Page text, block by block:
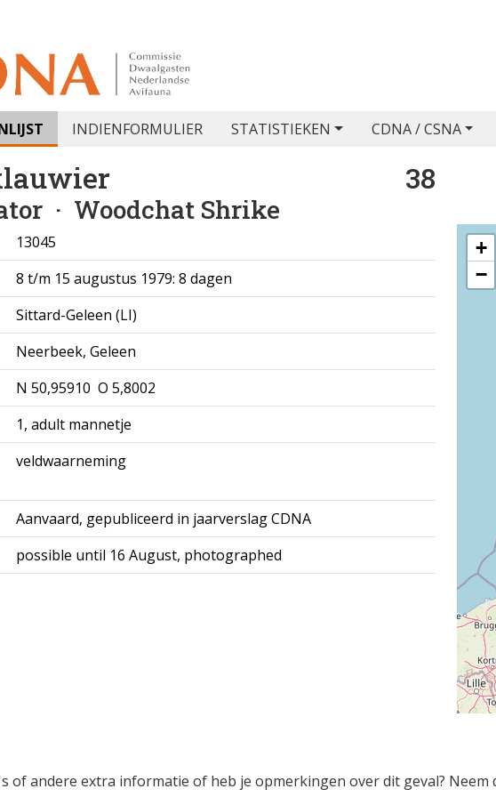
INDIENFORMULIER STATISTIEKEN CDNA / CSNA
38
· Woodchat Shrike
13045
8 t/m 15 augustus 1979: 8 dagen
Sittard-Geleen (LI)
Neerbeek, Geleen
N 50,95910 O 5,8002
1, adult mannetje
veldwaarneming
Aanvaard, gepubliceerd in jaarverslag CDNA
possible until 16 August, photographed
+
−
of andere extra informatie of heb je opmerkingen over dit geval? Neem